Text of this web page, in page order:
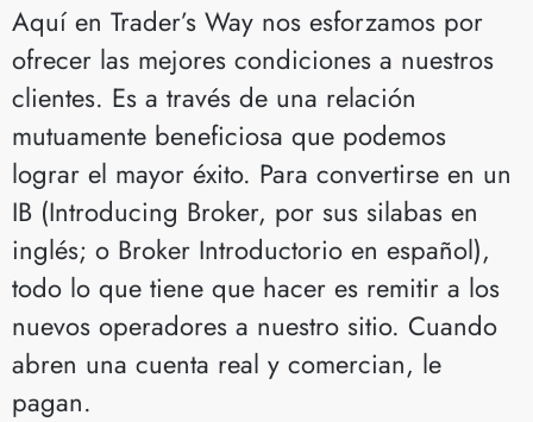
Aquí en Trader’s Way nos esforzamos por
ofrecer las mejores condiciones a nuestros
clientes. Es a través de una relación
mutuamente beneficiosa que podemos
lograr el mayor éxito. Para convertirse en un
IB (Introducing Broker, por sus silabas en
inglés; o Broker Introductorio en español),
todo lo que tiene que hacer es remitir a los
nuevos operadores a nuestro sitio. Cuando
abren una cuenta real y comercian, le
pagan.